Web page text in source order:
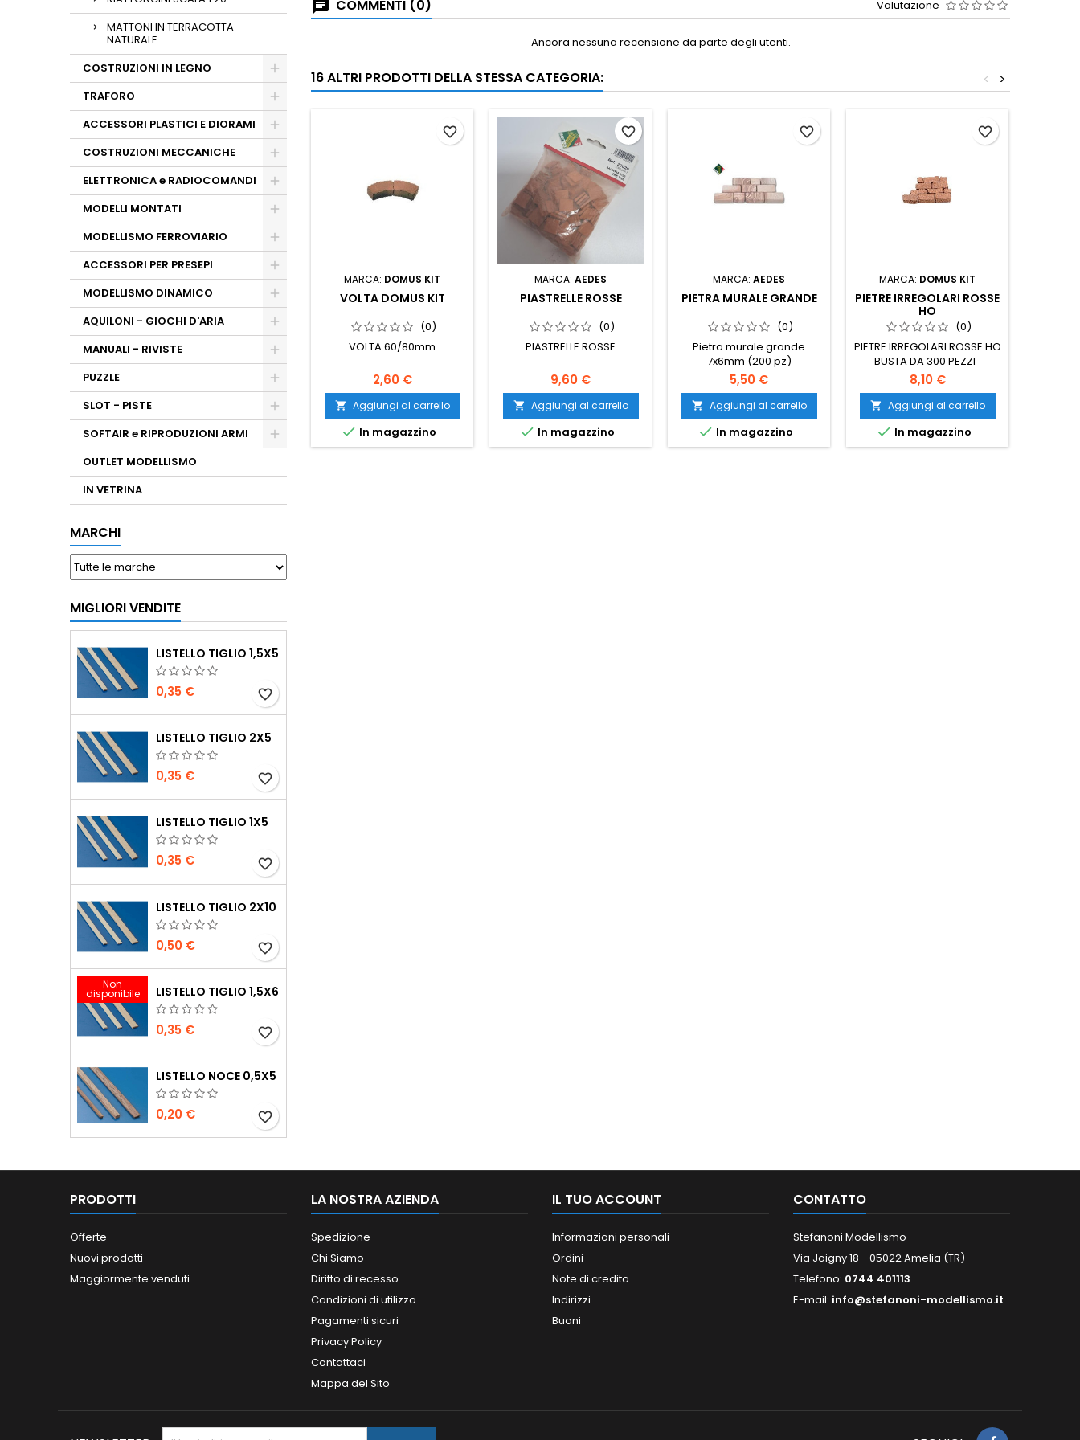
MATTONI IN TERRACOTTA
NATURALE
COSTRUZIONI IN LEGNO
TRAFORO
ACCESSORI PLASTICI E DIORAMI
COSTRUZIONI MECCANICHE
ELETTRONICA e RADIOCOMANDI
MODELLI MONTATI
MODELLISMO FERROVIARIO
ACCESSORI PER PRESEPI
MODELLISMO DINAMICO
AQUILONI - GIOCHI D'ARIA
MANUALI - RIVISTE
PUZZLE
SLOT - PISTE
SOFTAIR e RIPRODUZIONI ARMI
OUTLET MODELLISMO
IN VETRINA
MARCHI
MIGLIORI VENDITE
LISTELLO TIGLIO 1,5X5
0,35 € favorite_border
LISTELLO TIGLIO 2X5
0,35 € favorite_border
LISTELLO TIGLIO 1X5
0,35 € favorite_border
LISTELLO TIGLIO 2X10
0,50 € favorite_border
Non
disponibile LISTELLO TIGLIO 1,5X6
0,35 € favorite_border
LISTELLO NOCE 0,5X5
0,20 € favorite_border
COMMENTI (0) Valutazione
Ancora nessuna recensione da parte degli utenti.
16 ALTRI PRODOTTI DELLA STESSA CATEGORIA: >
<
MARCA: DOMUS KIT
VOLTA DOMUS KIT
(0)
VOLTA 60/80mm
2,60 €
 Aggiungi al carrello
 In magazzino
favorite_border
MARCA: AEDES
PIASTRELLE ROSSE
(0)
PIASTRELLE ROSSE
9,60 €
 Aggiungi al carrello
 In magazzino
favorite_border
MARCA: AEDES
PIETRA MURALE GRANDE
(0)
Pietra murale grande
7x6mm (200 pz)
5,50 €
 Aggiungi al carrello
 In magazzino
favorite_border
MARCA: DOMUS KIT
PIETRE IRREGOLARI ROSSE
HO
(0)
PIETRE IRREGOLARI ROSSE HO
BUSTA DA 300 PEZZI
8,10 €
 Aggiungi al carrello
 In magazzino
favorite_border
PRODOTTI
Offerte
Nuovi prodotti
Maggiormente venduti
LA NOSTRA AZIENDA
Spedizione
Chi Siamo
Diritto di recesso
Condizioni di utilizzo
Pagamenti sicuri
Privacy Policy
Contattaci
Mappa del Sito
IL TUO ACCOUNT
Informazioni personali
Ordini
Note di credito
Indirizzi
Buoni
CONTATTO
Stefanoni Modellismo
Via Joigny 18 - 05022 Amelia (TR)
Telefono: 0744 401113
E-mail: info@stefanoni-modellismo.it